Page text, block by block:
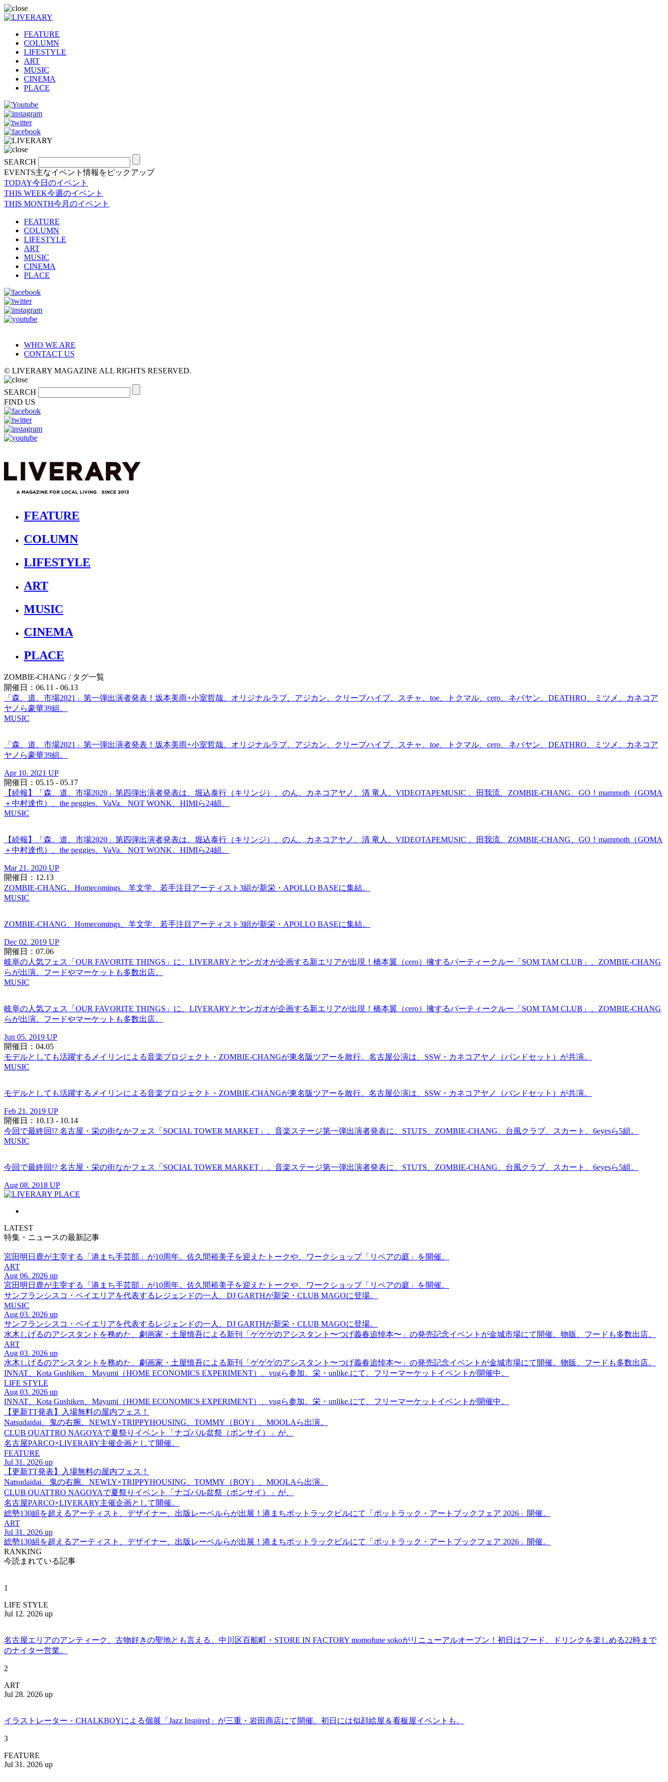
FEATURE
COLUMN
LIFESTYLE
ART
MUSIC
CINEMA
PLACE
SEARCH
EVENTS主なイベント情報をピックアップ
TODAY今日のイベント
THIS WEEK今週のイベント
THIS MONTH今月のイベント
FEATURE
COLUMN
LIFESTYLE
ART
MUSIC
CINEMA
PLACE
WHO WE ARE
CONTACT US
© LIVERARY MAGAZINE ALL RIGHTS RESERVED.
SEARCH
FIND US
FEATURE
COLUMN
LIFESTYLE
ART
MUSIC
CINEMA
PLACE
ZOMBIE-CHANG / タグ一覧
開催日：06.11 - 06.13
「森、道、市場2021」第一弾出演者発表！坂本美雨+小室哲哉、オリジナルラブ、アジカン、クリープハイプ、スチャ、toe、トクマル、cero、ネバヤン、DEATHRO、ミツメ、カネコア
ヤノら豪華39組。
MUSIC
「森、道、市場2021」第一弾出演者発表！坂本美雨+小室哲哉、オリジナルラブ、アジカン、クリープハイプ、スチャ、toe、トクマル、cero、ネバヤン、DEATHRO、ミツメ、カネコア
ヤノら豪華39組。
Apr 10. 2021 UP
開催日：05.15 - 05.17
【続報】「森、道、市場2020」第四弾出演者発表は、堀込泰行（キリンジ）、のん、カネコアヤノ、清 竜人、VIDEOTAPEMUSIC 、田我流、ZOMBIE-CHANG、GO！mammoth（GOMA
＋中村達也）、the peggies、VaVa、NOT WONK、HIMIら24組。
MUSIC
【続報】「森、道、市場2020」第四弾出演者発表は、堀込泰行（キリンジ）、のん、カネコアヤノ、清 竜人、VIDEOTAPEMUSIC 、田我流、ZOMBIE-CHANG、GO！mammoth（GOMA
＋中村達也）、the peggies、VaVa、NOT WONK、HIMIら24組。
Mar 21. 2020 UP
開催日：12.13
ZOMBIE-CHANG、Homecomings、羊文学、若手注目アーティスト3組が新栄・APOLLO BASEに集結。
MUSIC
ZOMBIE-CHANG、Homecomings、羊文学、若手注目アーティスト3組が新栄・APOLLO BASEに集結。
Dec 02. 2019 UP
開催日：07.06
岐阜の人気フェス「OUR FAVORITE THINGS」に、LIVERARYとヤンガオが企画する新エリアが出現！橋本翼（cero）擁するパーティークルー「SOM TAM CLUB」、ZOMBIE-CHANG
らが出演。フードやマーケットも多数出店。
MUSIC
岐阜の人気フェス「OUR FAVORITE THINGS」に、LIVERARYとヤンガオが企画する新エリアが出現！橋本翼（cero）擁するパーティークルー「SOM TAM CLUB」、ZOMBIE-CHANG
らが出演。フードやマーケットも多数出店。
Jun 05. 2019 UP
開催日：04.05
モデルとしても活躍するメイリンによる音楽プロジェクト・ZOMBIE-CHANGが東名阪ツアーを敢行。名古屋公演は、SSW・カネコアヤノ（バンドセット）が共演。
MUSIC
モデルとしても活躍するメイリンによる音楽プロジェクト・ZOMBIE-CHANGが東名阪ツアーを敢行。名古屋公演は、SSW・カネコアヤノ（バンドセット）が共演。
Feb 21. 2019 UP
開催日：10.13 - 10.14
今回で最終回!? 名古屋・栄の街なかフェス「SOCIAL TOWER MARKET」。音楽ステージ第一弾出演者発表に、STUTS、ZOMBIE-CHANG、台風クラブ、スカート、6eyesら5組。
MUSIC
今回で最終回!? 名古屋・栄の街なかフェス「SOCIAL TOWER MARKET」。音楽ステージ第一弾出演者発表に、STUTS、ZOMBIE-CHANG、台風クラブ、スカート、6eyesら5組。
Aug 08. 2018 UP
LATEST
特集・ニュースの最新記事
宮田明日鹿が主宰する「港まち手芸部」が10周年。佐久間裕美子を迎えたトークや、ワークショップ「リペアの庭」を開催。
ART
Aug 06. 2026 up
宮田明日鹿が主宰する「港まち手芸部」が10周年。佐久間裕美子を迎えたトークや、ワークショップ「リペアの庭」を開催。
サンフランシスコ・ベイエリアを代表するレジェンドの一人、DJ GARTHが新栄・CLUB MAGOに登場。
MUSIC
Aug 03. 2026 up
サンフランシスコ・ベイエリアを代表するレジェンドの一人、DJ GARTHが新栄・CLUB MAGOに登場。
水木しげるのアシスタントを務めた、劇画家・土屋慎吾による新刊「ゲゲゲのアシスタント〜つげ義春追悼本〜」の発売記念イベントが金城市場にて開催。物販、フードも多数出店。
ART
Aug 03. 2026 up
水木しげるのアシスタントを務めた、劇画家・土屋慎吾による新刊「ゲゲゲのアシスタント〜つげ義春追悼本〜」の発売記念イベントが金城市場にて開催。物販、フードも多数出店。
INNAT、Kota Gushiken、Mayumi（HOME ECONOMICS EXPERIMENT）、vugら参加。栄・unlike.にて、フリーマーケットイベントが開催中。
LIFE STYLE
Aug 03. 2026 up
INNAT、Kota Gushiken、Mayumi（HOME ECONOMICS EXPERIMENT）、vugら参加。栄・unlike.にて、フリーマーケットイベントが開催中。
【更新TT発表】入場無料の屋内フェス！
Natsudaidai、鬼の右腕、NEWLY×TRIPPYHOUSING、TOMMY（BOY）、MOOLAら出演。
CLUB QUATTRO NAGOYAで夏祭りイベント「ナゴパル盆祭（ボンサイ）」が、
名古屋PARCO×LIVERARY主催企画として開催。
FEATURE
Jul 31. 2026 up
【更新TT発表】入場無料の屋内フェス！
Natsudaidai、鬼の右腕、NEWLY×TRIPPYHOUSING、TOMMY（BOY）、MOOLAら出演。
CLUB QUATTRO NAGOYAで夏祭りイベント「ナゴパル盆祭（ボンサイ）」が、
名古屋PARCO×LIVERARY主催企画として開催。
総勢130組を超えるアーティスト、デザイナー、出版レーベルらが出展！港まちポットラックビルにて「ポットラック・アートブックフェア 2026」開催。
ART
Jul 31. 2026 up
総勢130組を超えるアーティスト、デザイナー、出版レーベルらが出展！港まちポットラックビルにて「ポットラック・アートブックフェア 2026」開催。
RANKING
今読まれている記事
1
LIFE STYLE
Jul 12. 2026 up
名古屋エリアのアンティーク、古物好きの聖地とも言える、中川区百船町・STORE IN FACTORY momofune sokoがリニューアルオープン！初日はフード、ドリンクを楽しめる22時まで
のナイター営業。
2
ART
Jul 28. 2026 up
イラストレーター・CHALKBOYによる個展「Jazz Inspired」が三重・岩田商店にて開催。初日には似顔絵屋＆看板屋イベントも。
3
FEATURE
Jul 31. 2026 up